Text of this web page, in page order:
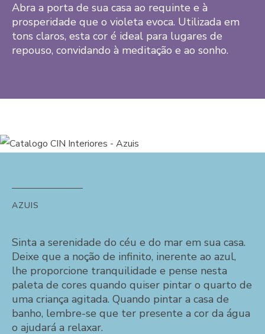
Abra a porta de sua casa ao requinte e à
prosperidade que o violeta evoca. Utilizada em
tons claros, esta cor é ideal para lugares de
repouso, convidando à meditação e ao sonho.
AZUIS
Sinta a serenidade do céu e do mar em sua casa.
Deixe que a noção de infinito, inerente ao azul,
lhe proporcione tranquilidade e pense nesta
paleta de cores quando quiser pintar o quarto de
uma criança agitada. Quando pintar a casa de
banho, lembre-se que ter presente a cor da água
o ajudará a relaxar.